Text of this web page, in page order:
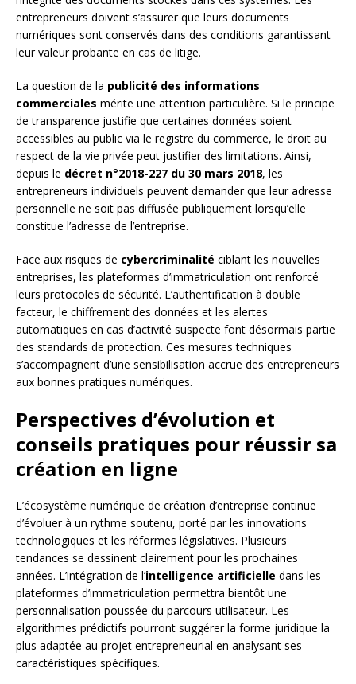
entrepreneurs doivent s’assurer que leurs documents
numériques sont conservés dans des conditions garantissant
leur valeur probante en cas de litige.
La question de la publicité des informations
commerciales mérite une attention particulière. Si le principe
de transparence justifie que certaines données soient
accessibles au public via le registre du commerce, le droit au
respect de la vie privée peut justifier des limitations. Ainsi,
depuis le décret n°2018-227 du 30 mars 2018, les
entrepreneurs individuels peuvent demander que leur adresse
personnelle ne soit pas diffusée publiquement lorsqu’elle
constitue l’adresse de l’entreprise.
Face aux risques de cybercriminalité ciblant les nouvelles
entreprises, les plateformes d’immatriculation ont renforcé
leurs protocoles de sécurité. L’authentification à double
facteur, le chiffrement des données et les alertes
automatiques en cas d’activité suspecte font désormais partie
des standards de protection. Ces mesures techniques
s’accompagnent d’une sensibilisation accrue des entrepreneurs
aux bonnes pratiques numériques.
Perspectives d’évolution et
conseils pratiques pour réussir sa
création en ligne
L’écosystème numérique de création d’entreprise continue
d’évoluer à un rythme soutenu, porté par les innovations
technologiques et les réformes législatives. Plusieurs
tendances se dessinent clairement pour les prochaines
années. L’intégration de l’intelligence artificielle dans les
plateformes d’immatriculation permettra bientôt une
personnalisation poussée du parcours utilisateur. Les
algorithmes prédictifs pourront suggérer la forme juridique la
plus adaptée au projet entrepreneurial en analysant ses
caractéristiques spécifiques.